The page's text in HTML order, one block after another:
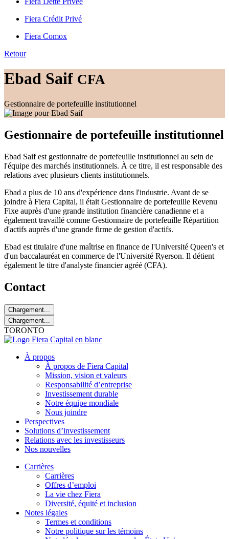
Fiera Crédit Privé
Fiera Comox
Retour
Ebad Saif CFA
Gestionnaire de portefeuille institutionnel
Gestionnaire de portefeuille institutionnel
Ebad Saif est gestionnaire de portefeuille institutionnel au sein de
l'équipe des marchés institutionnels. À ce titre, il est responsable des
relations avec plusieurs clients institutionnels.
Ebad a plus de 10 ans d'expérience dans l'industrie. Avant de se
joindre à Fiera Capital, il était Gestionnaire de portefeuille Revenu
Fixe auprès d'une grande institution financière canadienne et a
également travaillé comme Gestionnaire de portefeuille Répartition
d'actifs auprès d'une grande firme de gestion d'actifs.
Ebad est titulaire d'une maîtrise en finance de l'Université Queen's et
d'un baccalauréat en commerce de l'Université Ryerson. Il détient
également le titre d'analyste financier agréé (CFA).
Contact
Chargement...
Chargement...
TORONTO
À propos
À propos de Fiera Capital
Mission, vision et valeurs
Responsabilité d’entreprise
Investissement durable
Notre équipe mondiale
Nous joindre
Perspectives
Solutions d’investissement
Relations avec les investisseurs
Nos nouvelles
Carrières
Carrières
Offres d’emploi
La vie chez Fiera
Diversité, équité et inclusion
Notes légales
Termes et conditions
Notre politique sur les témoins